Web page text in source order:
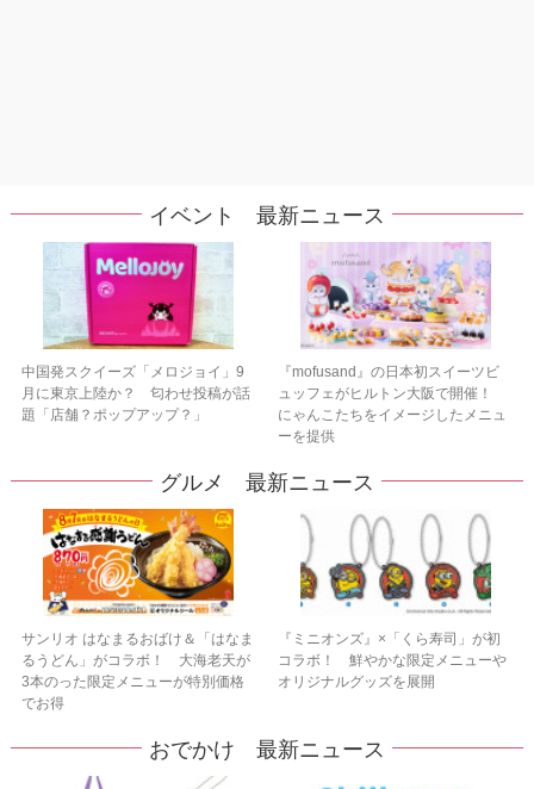
イベント 最新ニュース
中国発スクイーズ「メロジョイ」9
月に東京上陸か？ 匂わせ投稿が話
題「店舗？ポップアップ？」
『mofusand』の日本初スイーツビ
ュッフェがヒルトン大阪で開催！
にゃんこたちをイメージしたメニュ
ーを提供
グルメ 最新ニュース
サンリオ はなまるおばけ＆「はなま
るうどん」がコラボ！ 大海老天が
3本のった限定メニューが特別価格
でお得
『ミニオンズ』×「くら寿司」が初
コラボ！ 鮮やかな限定メニューや
オリジナルグッズを展開
おでかけ 最新ニュース